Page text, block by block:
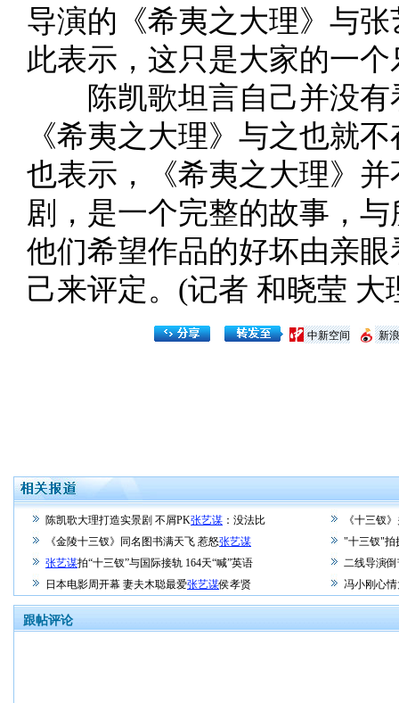
导演的《希夷之大理》与
此表示，这只是大家的一个
陈凯歌坦言自己并没有
《希夷之大理》与之也就
也表示，《希夷之大理》
剧，是一个完整的故事，
他们希望作品的好坏由亲
己来评定。(记者 和晓莹 大
新
中新空间
陈凯歌大理打造实景剧 不屑PK张艺谋 ：没法比
《十三钗
《金陵十三钗》同名图书满天飞 惹怒张艺谋
"十三钗"拍
张艺谋拍“十三钗”与国际接轨 164天“喊”英语
二线导演
日本电影周开幕 妻夫木聪最爱张艺谋侯孝贤 冯小刚心
跟帖评论